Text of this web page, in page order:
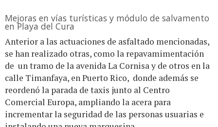
Mejoras en vías turísticas y módulo de salvamento
en Playa del Cura
Anterior a las actuaciones de asfaltado mencionadas,
se han realizado otras, como la repavamimentación
de un tramo de la avenida La Cornisa y de otros en la
calle Timanfaya, en Puerto Rico, donde además se
reordenó la parada de taxis junto al Centro
Comercial Europa, ampliando la acera para
incrementar la seguridad de las personas usuarias e